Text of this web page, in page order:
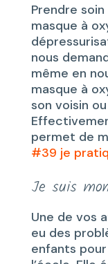
Prendre
masque à
nous
même en
masque à
son voisin
permet de
#39 je
Je suis
Une de vos
eu des
enfants